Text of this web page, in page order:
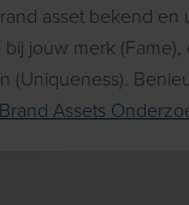
asset bekend
jouw merk
(Uniqueness).
Assets